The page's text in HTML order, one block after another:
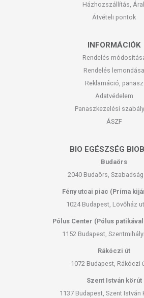
Házhozszállítás,
Átvételi pontok
INFORMÁCIÓK
Rendelés
Rendelés lemondása
Reklamáció, panasz
Adatvédelem
Panaszkezelési
ÁSZF
BIO EGÉSZSÉG
Budaörs
2040 Budaörs,
Fény utcai piac (Príma
1024 Budapest, Lövőház
Pólus Center (Pólus
1152 Budapest,
Rákóczi út
1072 Budapest, Rákóczi
Szent István körút
1137 Budapest, Szent István